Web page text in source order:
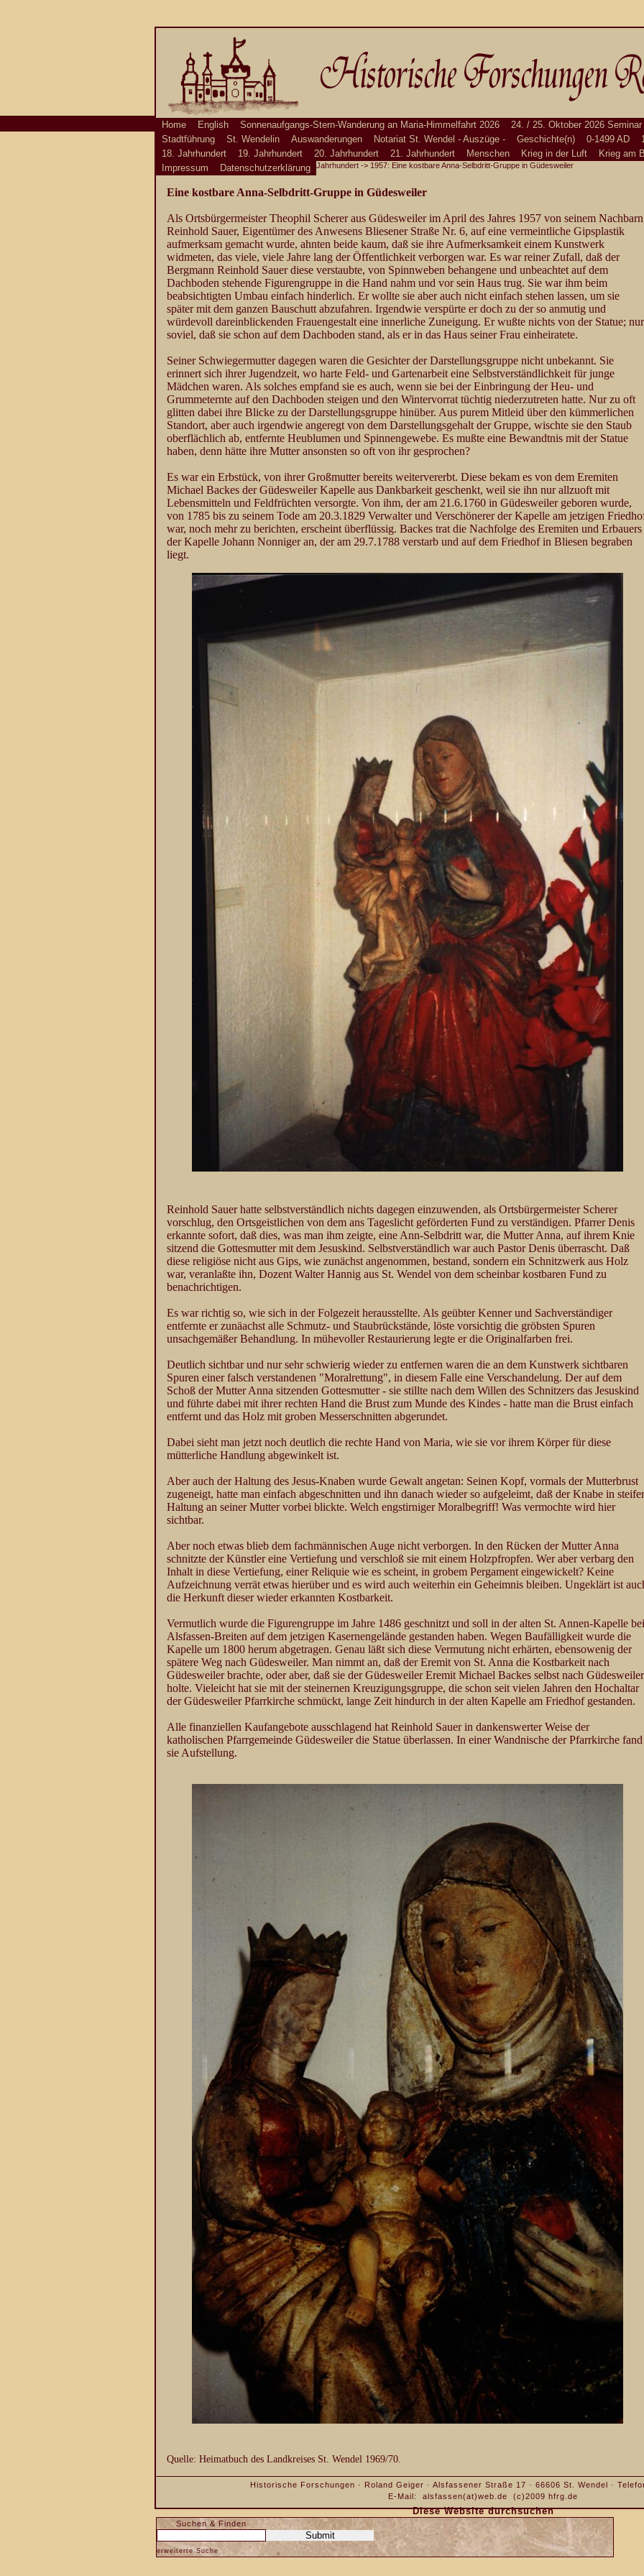
Home English Sonnenaufgangs-Stern-Wanderung an Maria-Himmelfahrt 2026
24. / 25. Oktober 2026
Stadtführung
St. Wendelin Auswanderungen Notariat St. Wendel - Auszüge - Geschichte(n) 0-1499 AD
18. Jahrhundert
19. Jahrhundert 20. Jahrhundert 21. Jahrhundert Menschen Krieg in der Luft
Krieg am
Impressum
Datenschutzerklärung Jahrhundert -> 1957: Eine kostbare Anna-Selbdritt-Gruppe in Güdesweiler
Eine kostbare Anna-Selbdritt-Gruppe in Güdesweiler
Als Ortsbürgermeister Theophil Scherer aus Güdesweiler im April des Jahres 1957 von seinem Nachbarn
Reinhold Sauer, Eigentümer des Anwesens Bliesener Straße Nr. 6, auf eine vermeintliche Gipsplastik
aufmerksam gemacht wurde, ahnten beide kaum, daß sie ihre Aufmerksamkeit einem Kunstwerk
widmeten, das viele, viele Jahre lang der Öffentlichkeit verborgen war. Es war reiner Zufall, daß der
Bergmann Reinhold Sauer diese verstaubte, von Spinnweben behangene und unbeachtet auf dem
Dachboden stehende Figurengruppe in die Hand nahm und vor sein Haus trug. Sie war ihm beim
beabsichtigten Umbau einfach hinderlich. Er wollte sie aber auch nicht einfach stehen lassen, um sie
später mit dem ganzen Bauschutt abzufahren. Irgendwie verspürte er doch zu der so anmutig und
würdevoll dareinblickenden Frauengestalt eine innerliche Zuneigung. Er wußte nichts von der Statue; nur
soviel, daß sie schon auf dem Dachboden stand, als er in das Haus seiner Frau einheiratete.
Seiner Schwiegermutter dagegen waren die Gesichter der Darstellungsgruppe nicht unbekannt. Sie
erinnert sich ihrer Jugendzeit, wo harte Feld- und Gartenarbeit eine Selbstverständlichkeit für junge
Mädchen waren. Als solches empfand sie es auch, wenn sie bei der Einbringung der Heu- und
Grummeternte auf den Dachboden steigen und den Wintervorrat tüchtig niederzutreten hatte. Nur zu oft
glitten dabei ihre Blicke zu der Darstellungsgruppe hinüber. Aus purem Mitleid über den kümmerlichen
Standort, aber auch irgendwie angeregt von dem Darstellungsgehalt der Gruppe, wischte sie den Staub
oberflächlich ab, entfernte Heublumen und Spinnengewebe. Es mußte eine Bewandtnis mit der Statue
haben, denn hätte ihre Mutter ansonsten so oft von ihr gesprochen?
Es war ein Erbstück, von ihrer Großmutter bereits weitervererbt. Diese bekam es von dem Eremiten
Michael Backes der Güdesweiler Kapelle aus Dankbarkeit geschenkt, weil sie ihn nur allzuoft mit
Lebensmitteln und Feldfrüchten versorgte. Von ihm, der am 21.6.1760 in Güdesweiler geboren wurde,
von 1785 bis zu seinem Tode am 20.3.1829 Verwalter und Verschönerer der Kapelle am jetzigen
war, noch mehr zu berichten, erscheint überflüssig. Backes trat die Nachfolge des Eremiten und Erbauers
der Kapelle Johann Nonniger an, der am 29.7.1788 verstarb und auf dem Friedhof in Bliesen begraben
liegt.
Reinhold Sauer hatte selbstverständlich nichts dagegen einzuwenden, als Ortsbürgermeister Scherer
vorschlug, den Ortsgeistlichen von dem ans Tageslicht geförderten Fund zu verständigen. Pfarrer Denis
erkannte sofort, daß dies, was man ihm zeigte, eine Ann-Selbdritt war, die Mutter Anna, auf ihrem Knie
sitzend die Gottesmutter mit dem Jesuskind. Selbstverständlich war auch Pastor Denis überrascht. Daß
diese religiöse nicht aus Gips, wie zunächst angenommen, bestand, sondern ein Schnitzwerk aus Holz
war, veranlaßte ihn, Dozent Walter Hannig aus St. Wendel von dem scheinbar kostbaren Fund zu
benachrichtigen.
Es war richtig so, wie sich in der Folgezeit herausstellte. Als geübter Kenner und Sachverständiger
entfernte er zunäachst alle Schmutz- und Staubrückstände, löste vorsichtig die gröbsten Spuren
unsachgemäßer Behandlung. In mühevoller Restaurierung legte er die Originalfarben frei.
Deutlich sichtbar und nur sehr schwierig wieder zu entfernen waren die an dem Kunstwerk sichtbaren
Spuren einer falsch verstandenen "Moralrettung", in diesem Falle eine Verschandelung. Der auf dem
Schoß der Mutter Anna sitzenden Gottesmutter - sie stillte nach dem Willen des Schnitzers das Jesuskind
und führte dabei mit ihrer rechten Hand die Brust zum Munde des Kindes - hatte man die Brust einfach
entfernt und das Holz mit groben Messerschnitten abgerundet.
Dabei sieht man jetzt noch deutlich die rechte Hand von Maria, wie sie vor ihrem Körper für diese
mütterliche Handlung abgewinkelt ist.
Aber auch der Haltung des Jesus-Knaben wurde Gewalt angetan: Seinen Kopf, vormals der Mutterbrust
zugeneigt, hatte man einfach abgeschnitten und ihn danach wieder so aufgeleimt, daß der Knabe in steifer
Haltung an seiner Mutter vorbei blickte. Welch engstirniger Moralbegriff! Was vermochte wird hier
sichtbar.
Aber noch etwas blieb dem fachmännischen Auge nicht verborgen. In den Rücken der Mutter Anna
schnitzte der Künstler eine Vertiefung und verschloß sie mit einem Holzpfropfen. Wer aber verbarg den
Inhalt in diese Vertiefung, einer Reliquie wie es scheint, in grobem Pergament eingewickelt? Keine
Aufzeichnung verrät etwas hierüber und es wird auch weiterhin ein Geheimnis bleiben. Ungeklärt ist
die Herkunft dieser wieder erkannten Kostbarkeit.
Vermutlich wurde die Figurengruppe im Jahre 1486 geschnitzt und soll in der alten St. Annen-Kapelle bei
Alsfassen-Breiten auf dem jetzigen Kasernengelände gestanden haben. Wegen Baufälligkeit wurde die
Kapelle um 1800 herum abgetragen. Genau läßt sich diese Vermutung nicht erhärten, ebensowenig der
spätere Weg nach Güdesweiler. Man nimmt an, daß der Eremit von St. Anna die Kostbarkeit nach
Güdesweiler brachte, oder aber, daß sie der Güdesweiler Eremit Michael Backes selbst nach Güdesweiler
holte. Vieleicht hat sie mit der steinernen Kreuzigungsgruppe, die schon seit vielen Jahren den Hochaltar
der Güdesweiler Pfarrkirche schmückt, lange Zeit hindurch in der alten Kapelle am Friedhof gestanden.
Alle finanziellen Kaufangebote ausschlagend hat Reinhold Sauer in dankenswerter Weise der
katholischen Pfarrgemeinde Güdesweiler die Statue überlassen. In einer Wandnische der Pfarrkirche fand
sie Aufstellung.
Quelle: Heimatbuch des Landkreises St. Wendel 1969/70.
Historische Forschungen · Roland Geiger · Alsfassener Straße 17 · 66606 St. Wendel ·
E-Mail: alsfassen(at)web.de (c)2009 hfrg.de
Diese Website durchsuchen
Suchen & Finden
erweiterte Suche